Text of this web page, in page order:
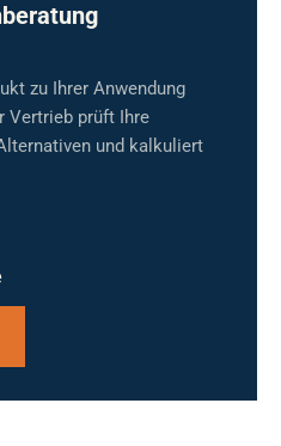
zu Ihrer Anwendung
Vertrieb prüft Ihre
und kalkuliert